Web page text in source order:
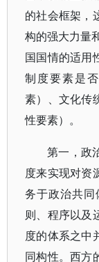
的社会框架，
构的强大力量
国国情的适用
制度要素是
素）、文化传
性要素）。
第一，政
度来实现对资
务于政治共
则、程序以及
度的体系之中
同构性。西方